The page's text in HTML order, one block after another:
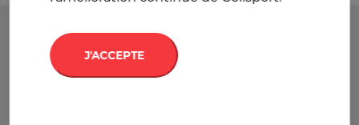
J'ACCEPTE
Départ